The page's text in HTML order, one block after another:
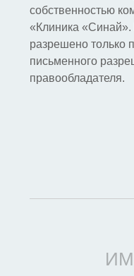
собственностью
«Клиника
разрешено только
письменного
правообладателя.